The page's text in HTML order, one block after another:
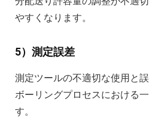
やすくなります。
5）測定誤差
測定ツールの不適切な使用と
ボーリングプロセスにおける
す。